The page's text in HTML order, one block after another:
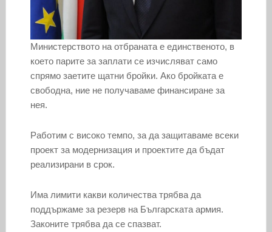
Министерството на отбраната е единственото, в
което парите за заплати се изчисляват само
спрямо заетите щатни бройки. Ако бройката е
свободна, ние не получаваме финансиране за
нея.
Работим с високо темпо, за да защитаваме всеки
проект за модернизация и проектите да бъдат
реализирани в срок.
Има лимити какви количества трябва да
поддържаме за резерв на Българската армия.
Законите трябва да се спазват.